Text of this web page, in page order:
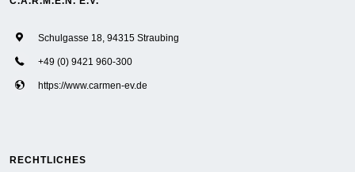
Schulgasse 18, 94315 Straubing
+49 (0) 9421 960-300
https://www.carmen-ev.de
RECHTLICHES